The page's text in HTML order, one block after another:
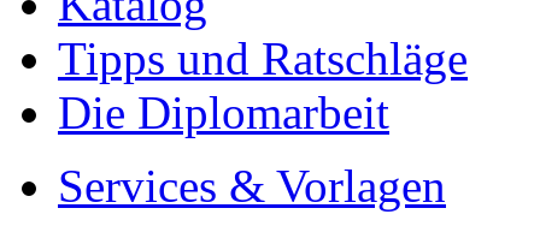
Tipps und Ratschläge
Die Diplomarbeit
Services & Vorlagen